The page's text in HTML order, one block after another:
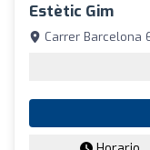
Estètic Gim
Carrer Barcelona